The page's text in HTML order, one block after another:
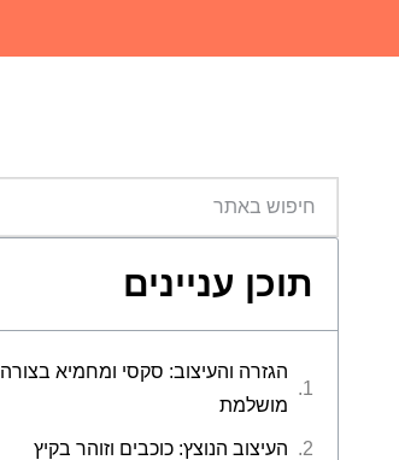
תוכן עניינים
הגזרה והעיצוב: סקסי ומחמיא בצורה
מושלמת
העיצוב הנוצץ: כוכבים וזוהר בקיץ